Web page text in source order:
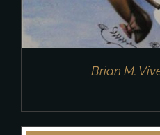
Brian M.